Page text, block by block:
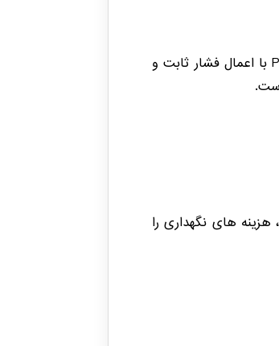
در سیستم های روانکاری صنعتی، انتقال پایدار گریس نقش مهمی در کاهش سایش و افزایش عمر تجهیزات دارد. پمپ P60 با اعمال فشار ثابت و
های نگهداری را